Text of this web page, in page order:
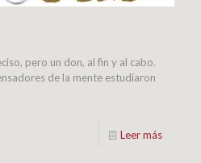
pero un don, al fin y al cabo.
de la mente estudiaron
Leer más